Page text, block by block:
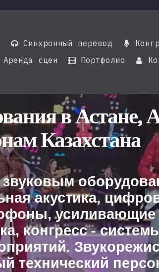
 Синхронный перевод 
Аренда сцен  Портфолио 
в Астане,
Казахстана
акустика,
конгресс -
технический